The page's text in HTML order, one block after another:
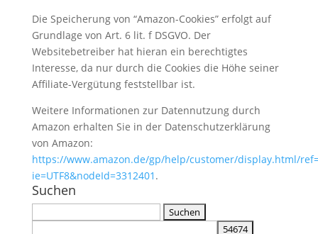
Die Speicherung von “Amazon-Cookies” erfolgt auf
Grundlage von Art. 6 lit. f DSGVO. Der
Websitebetreiber hat hieran ein berechtigtes
Interesse, da nur durch die Cookies die Höhe seiner
Affiliate-Vergütung feststellbar ist.
Weitere Informationen zur Datennutzung durch
Amazon erhalten Sie in der Datenschutzerklärung
von Amazon:
https://www.amazon.de/gp/help/customer/display.html/
ie=UTF8&nodeId=3312401 .
Suchen